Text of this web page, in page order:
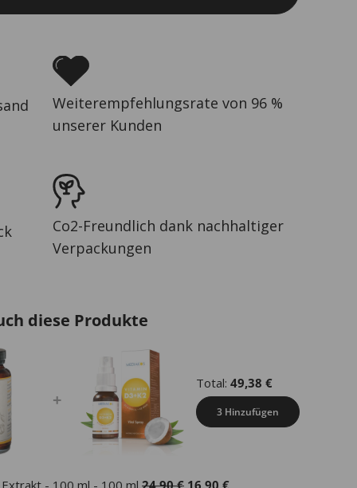
Weiterempfehlungsrate von 96 %
unserer Kunden
Co2-Freundlich dank nachhaltiger
Verpackungen
diese Produkte
+
Total: 49,38 €
3 Hinzufügen
Ursprünglicher